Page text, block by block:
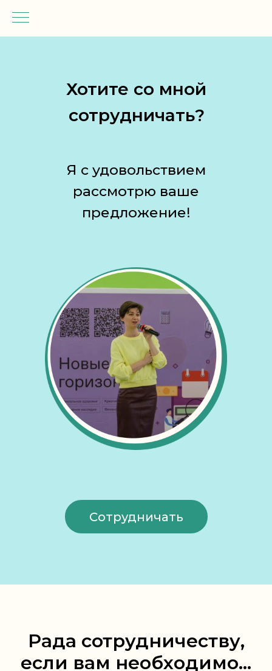
Хотите со мной
сотрудничать?
Я с удовольствием
рассмотрю ваше
предложение!
Сотрудничать
Рада сотрудничеству,
если вам необходимо…